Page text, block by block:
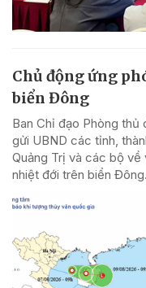
Chủ động ứng
biển Đông
Ban Chỉ đạo Phòng
gửi UBND các tỉnh,
Quảng Trị và các bộ
nhiệt đới trên biển Đông.